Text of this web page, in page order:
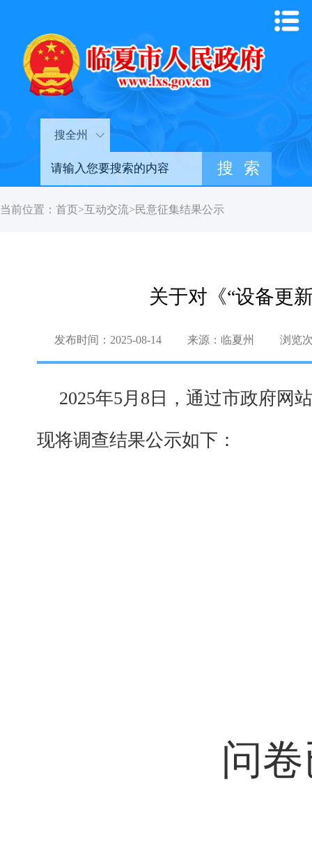
搜全州
当前位置： 首页>互动交流>民意征集结果公示
关于对《“设备更
发布时间：2025-08-14 来源：临夏州 浏览
2025年5月8日，通过市政府网
现将调查结果公示如下：